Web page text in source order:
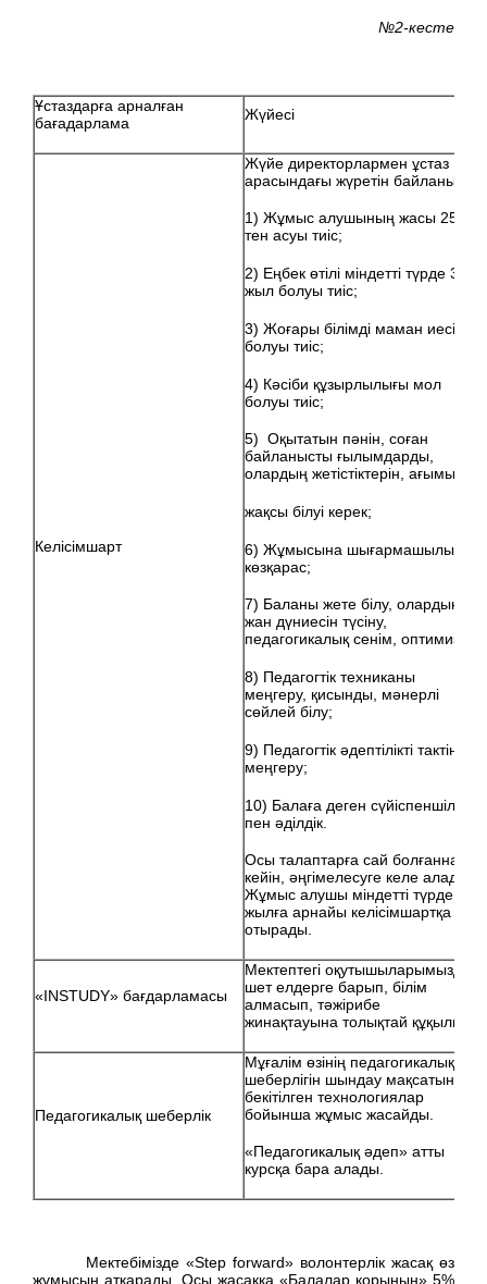
№2-кесте
Ұстаздарға арналған
бағадарлама
Жүйесі
Келісімшарт
Жүйе директорлармен ұстаз
арасындағы жүретін байланыс.
1) Жұмыс алушының жасы 25-
тен асуы тиіс;
2) Еңбек өтілі міндетті түрде 3
жыл болуы тиіс;
3) Жоғары білімді маман иесі
болуы тиіс;
4) Кәсіби құзырлылығы мол
болуы тиіс;
5) Оқытатын пәнін, соған
байланысты ғылымдарды,
олардың жетістіктерін, ағымын
жақсы білуі керек;
6) Жұмысына шығармашылық
көзқарас;
7) Баланы жете білу, олардың
жан дүниесін түсіну,
педагогикалық сенім, оптимизм;
8) Педагогтік техниканы
меңгеру, қисынды, мәнерлі
сөйлей білу;
9) Педагогтік әдептілікті тактіні
меңгеру;
10) Балаға деген сүйіспеншілік
пен әділдік.
Осы талаптарға сай болғаннан
кейін, әңгімелесуге келе алады.
Жұмыс алушы міндетті түрде 8
жылға арнайы келісімшартқа
отырады.
«INSTUDY» бағдарламасы
Мектептегі оқутышыларымызды
шет елдерге барып, білім
алмасып, тәжірибе
жинақтауына толықтай құқылы.
Педагогикалық шеберлік
Мұғалім өзінің педагогикалық
шеберлігін шындау мақсатында
бекітілген технологиялар
бойынша жұмыс жасайды.
«Педагогикалық әдеп» атты
курсқа бара алады.
Мектебімізде «Step forward» волонтерлік жасақ өз
жұмысын атқарады. Осы жасаққа «Балалар қорының» 5%